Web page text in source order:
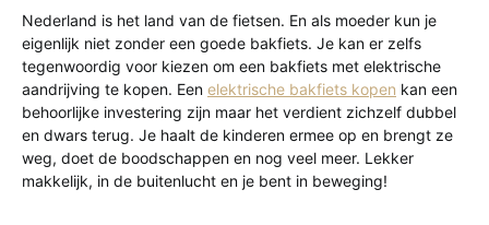
Nederland is het land van de fietsen. En als moeder kun je
eigenlijk niet zonder een goede bakfiets. Je kan er zelfs
tegenwoordig voor kiezen om een bakfiets met elektrische
aandrijving te kopen. Een elektrische bakfiets kopen kan een
behoorlijke investering zijn maar het verdient zichzelf dubbel
en dwars terug. Je haalt de kinderen ermee op en brengt ze
weg, doet de boodschappen en nog veel meer. Lekker
makkelijk, in de buitenlucht en je bent in beweging!